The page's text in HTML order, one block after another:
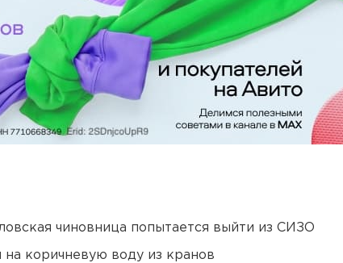
чиновница попытается выйти из СИЗО
коричневую воду из кранов